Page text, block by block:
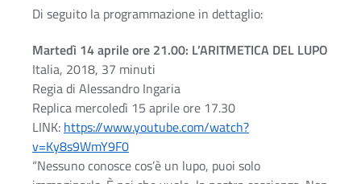
Di seguito la programmazione in dettaglio:
Martedì 14 aprile ore 21.00: L’ARITMETICA DEL LUPO
Italia, 2018, 37 minuti
Regia di Alessandro Ingaria
Replica mercoledì 15 aprile ore 17.30
LINK: https://www.youtube.com/watch?
v=Ky8s9WmY9F0
“Nessuno conosce cos’è un lupo, puoi solo